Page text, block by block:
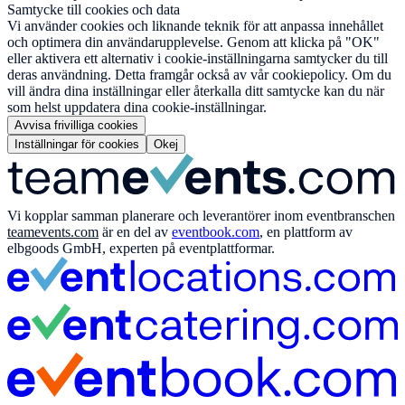
Samtycke till cookies och data
Vi använder cookies och liknande teknik för att anpassa innehållet
och optimera din användarupplevelse. Genom att klicka på "OK"
eller aktivera ett alternativ i cookie-inställningarna samtycker du till
deras användning. Detta framgår också av vår cookiepolicy. Om du
vill ändra dina inställningar eller återkalla ditt samtycke kan du när
som helst uppdatera dina cookie-inställningar.
Avvisa frivilliga cookies
Inställningar för cookies
Okej
Vi kopplar samman planerare och leverantörer inom eventbranschen
teamevents.com är en del av eventbook.com, en plattform av
elbgoods GmbH, experten på eventplattformar.